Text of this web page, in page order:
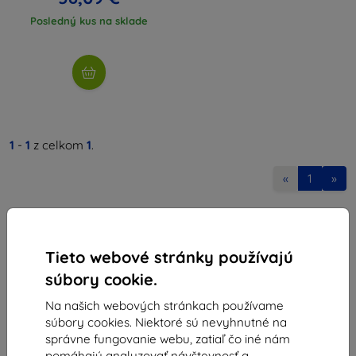
Tieto webové stránky používajú
súbory cookie.
Na našich webových stránkach používame
súbory cookies. Niektoré sú nevyhnutné na
správne fungovanie webu, zatiaľ čo iné nám
Posledný kus na sklade
1 - 1 z celkom 1.
« 1 »
Shield-Sk s.r.o.
Ulica Rudolfa Mocka 3750/2A
841 04 Bratislava